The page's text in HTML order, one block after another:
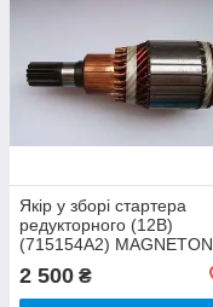
Якір у зборі стартера
редукторного (12В)
(715154А2) MAGNETON
Чехія
2 500 ₴